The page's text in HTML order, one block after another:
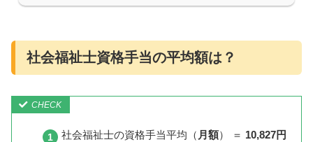
社会福祉士資格手当の平均額は？
社会福祉士の資格手当平均（ 月額） ＝ 10,827円